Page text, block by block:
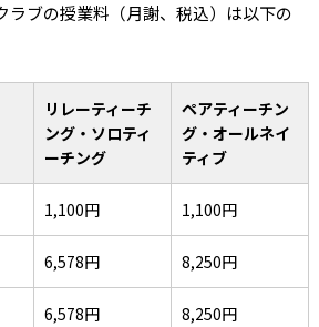
ラブの授業料（月謝、税込）は以下の
リレーティーチ
ング・ソロティ
ーチング
ペアティーチン
グ・オールネイ
ティブ
1,100円 1,100円
6,578円 8,250円
6,578円 8,250円